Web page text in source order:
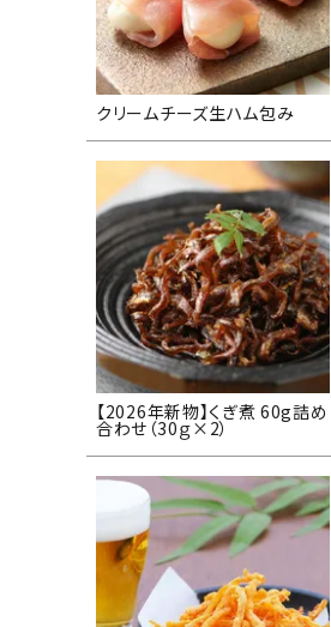
クリームチーズ生ハム包み
【2026年新物】くぎ煮 60g詰め
合わせ（30ｇ×2）